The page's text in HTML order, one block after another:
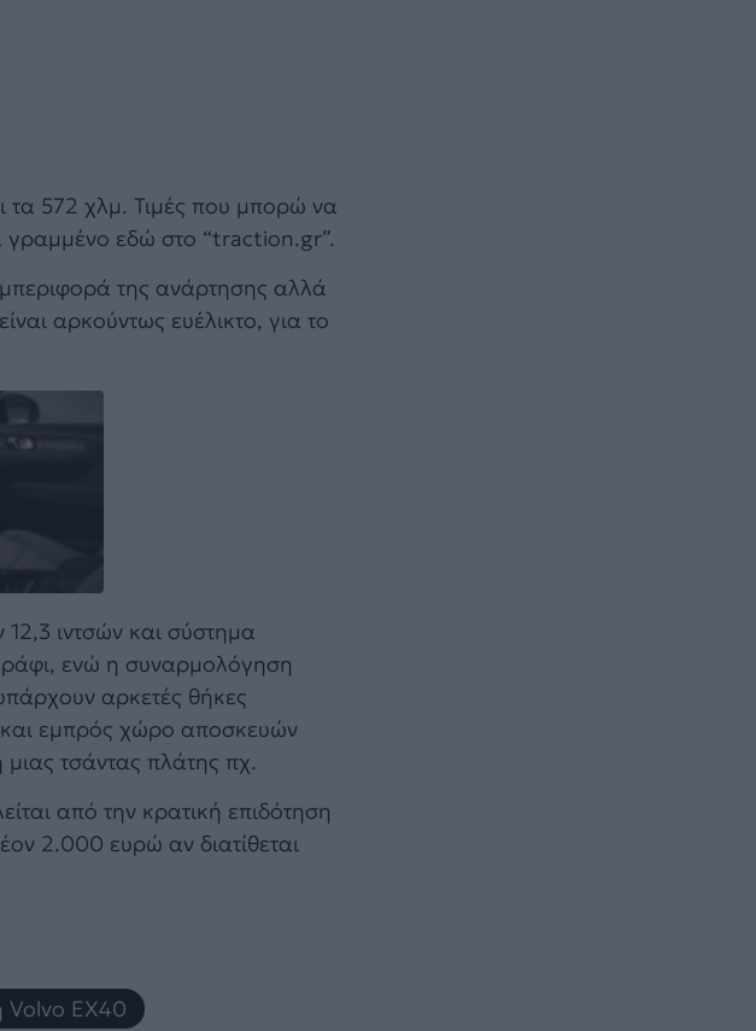
τα 572 χλμ. Τιμές που μπορώ να
γραμμένο εδώ στο “traction.gr”.
της ανάρτησης αλλά
αρκούντως ευέλικτο, για το
ιντσών και σύστημα
ενώ η συναρμολόγηση
αρκετές θήκες
και εμπρός χώρο αποσκευών
τσάντας πλάτης πχ.
από την κρατική επιδότηση
2.000 ευρώ αν διατίθεται
Volvo EX40